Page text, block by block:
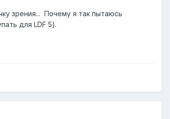
зрения... Почему я так пытаюсь
для LDF 5).